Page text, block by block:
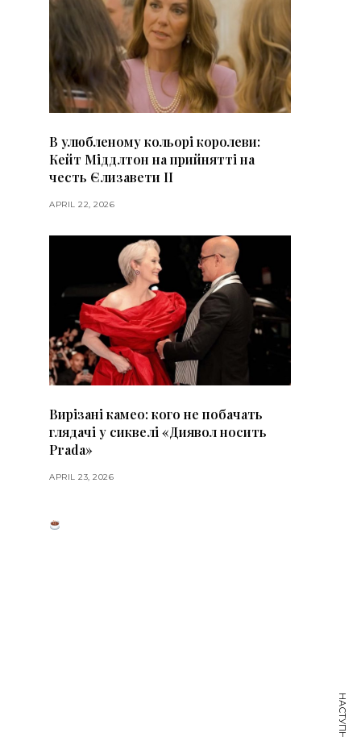
В улюбленому кольорі королеви:
Кейт Міддлтон на прийнятті на
честь Єлизавети II
APRIL 22, 2026
Вирізані камео: кого не побачать
глядачі у сиквелі «Диявол носить
Prada»
APRIL 23, 2026